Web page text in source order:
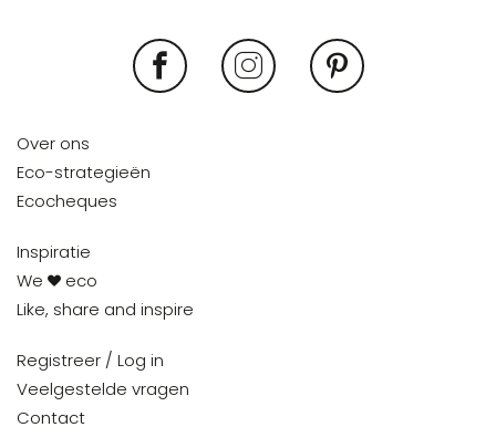
Over ons
Eco-strategieën
Ecocheques
Inspiratie
We
eco
Like, share and inspire
Registreer / Log in
Veelgestelde vragen
Contact